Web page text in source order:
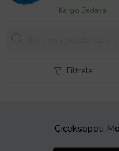
Kargo Bedava
Filtrele
Çiçeksepeti